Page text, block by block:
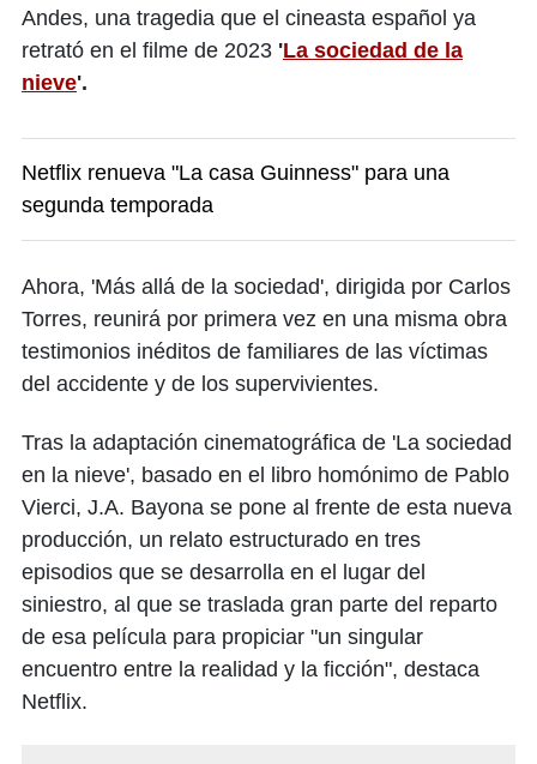
Andes, una tragedia que el cineasta español ya
retrató en el filme de 2023 'La sociedad de la
nieve'.
Netflix renueva "La casa Guinness" para una
segunda temporada
Ahora, 'Más allá de la sociedad', dirigida por Carlos
Torres, reunirá por primera vez en una misma obra
testimonios inéditos de familiares de las víctimas
del accidente y de los supervivientes.
Tras la adaptación cinematográfica de 'La sociedad
en la nieve', basado en el libro homónimo de Pablo
Vierci, J.A. Bayona se pone al frente de esta nueva
producción, un relato estructurado en tres
episodios que se desarrolla en el lugar del
siniestro, al que se traslada gran parte del reparto
de esa película para propiciar "un singular
encuentro entre la realidad y la ficción", destaca
Netflix.